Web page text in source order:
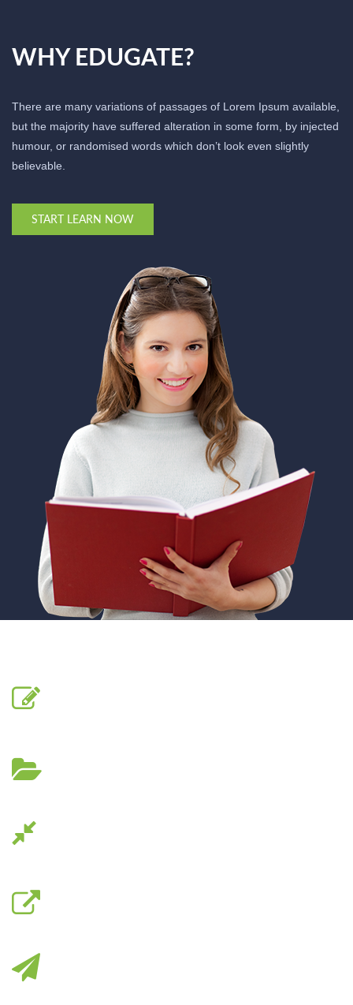
WHY EDUGATE?
There are many variations of passages of Lorem Ipsum available,
but the majority have suffered alteration in some form, by injected
humour, or randomised words which don’t look even slightly
believable.
START LEARN NOW